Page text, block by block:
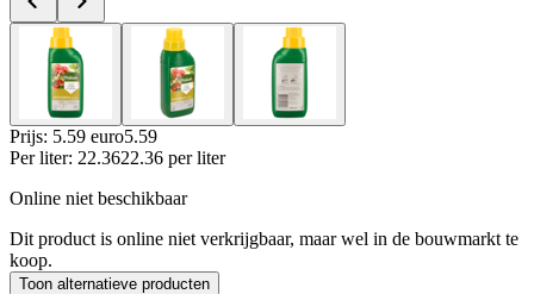
Prijs: 5.59 euro5.59
Per liter: 22.3622.36 per liter
Online niet beschikbaar
Dit product is online niet verkrijgbaar, maar wel in de bouwmarkt te
koop.
Toon alternatieve producten